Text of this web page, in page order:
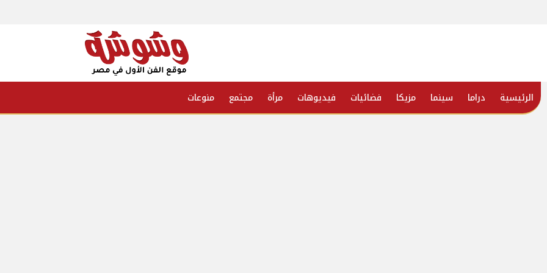
الرئيسية دراما سينما مزيكا فضائيات فيديوهات مرأة مجتمع منوعات